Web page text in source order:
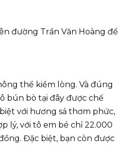
đường Trần Văn Hoàng để
thể kiềm lòng. Và đúng
bún bò tại đây được chế
với hương sả thơm phức,
lý, với tô em bé chỉ 22.000
Đặc biệt, bạn còn được